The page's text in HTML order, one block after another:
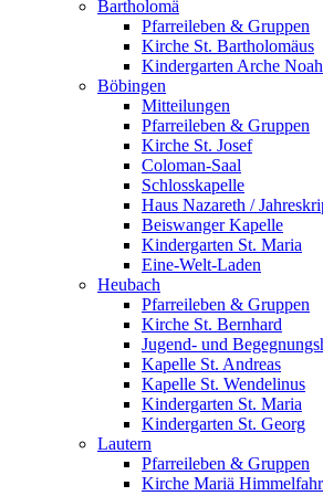
Bartholomä
Pfarreileben & Gruppen
Kirche St. Bartholomäus
Kindergarten Arche Noah
Böbingen
Mitteilungen
Pfarreileben & Gruppen
Kirche St. Josef
Coloman-Saal
Schlosskapelle
Haus Nazareth /
Beiswanger Kapelle
Kindergarten St. Maria
Eine-Welt-Laden
Heubach
Pfarreileben & Gruppen
Kirche St. Bernhard
Jugend- und
Kapelle St. Andreas
Kapelle St. Wendelinus
Kindergarten St. Maria
Kindergarten St. Georg
Lautern
Pfarreileben & Gruppen
Kirche Mariä